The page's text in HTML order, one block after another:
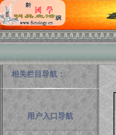
相关栏目导航：
用户入口导航